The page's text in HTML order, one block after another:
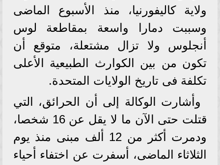
ولاية كاليفورنيا، منذ الأسبوع الماضى
وسببت دمارا واسعة بمقاطعة لوس
أنجلوس ولا تزال مشتعلة، متوقع أن
تكون من بين الكوارث الطبيعية الأعلى
تكلفة فى تاريخ الولايات المتحدة.
وأشارت الوكالة إلى أن الحرائق، التي
قتلت حتى الآن ما لا يقل عن 16 شخصا،
ودمرت أكثر من 12 ألف مبنى منذ يوم
الثلاثاء الماضى، أسفرت عن اختفاء أحياء